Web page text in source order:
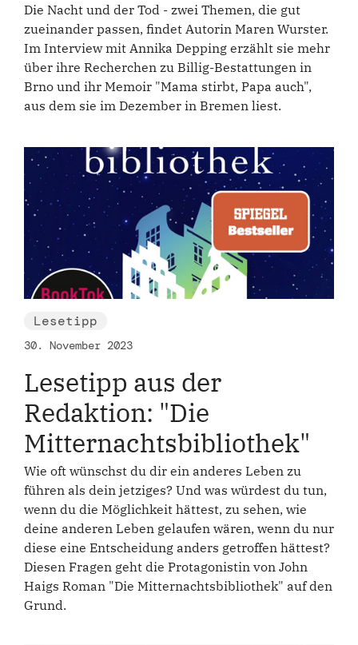
Die Nacht und der Tod - zwei Themen, die gut
zueinander passen, findet Autorin Maren Wurster.
Im Interview mit Annika Depping erzählt sie mehr
über ihre Recherchen zu Billig-Bestattungen in
Brno und ihr Memoir "Mama stirbt, Papa auch",
aus dem sie im Dezember in Bremen liest.
Lesetipp
30. November 2023
Lesetipp aus der
Redaktion: "Die
Mitternachtsbibliothek"
Wie oft wünschst du dir ein anderes Leben zu
führen als dein jetziges? Und was würdest du tun,
wenn du die Möglichkeit hättest, zu sehen, wie
deine anderen Leben gelaufen wären, wenn du nur
diese eine Entscheidung anders getroffen hättest?
Diesen Fragen geht die Protagonistin von John
Haigs Roman "Die Mitternachtsbibliothek" auf den
Grund.